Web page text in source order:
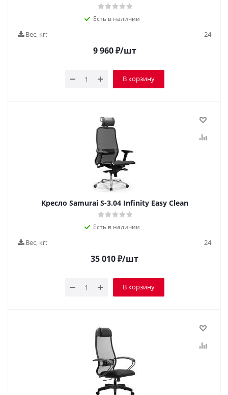
Есть в наличии
Вес, кг: 24
9 960₽/шт
В корзину
Кресло Samurai S-3.04 Infinity Easy Clean
Есть в наличии
Вес, кг: 24
35 010₽/шт
В корзину